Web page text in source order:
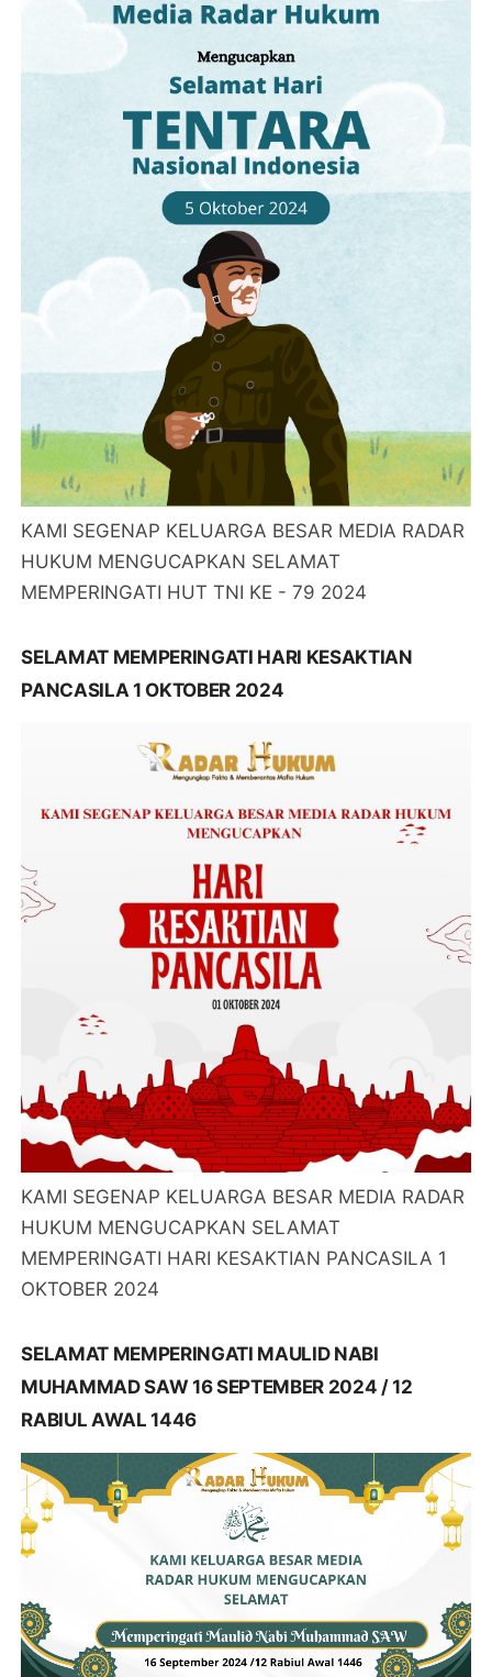
KAMI SEGENAP KELUARGA BESAR MEDIA RADAR
HUKUM MENGUCAPKAN SELAMAT
MEMPERINGATI HUT TNI KE - 79 2024
SELAMAT MEMPERINGATI HARI KESAKTIAN
PANCASILA 1 OKTOBER 2024
KAMI SEGENAP KELUARGA BESAR MEDIA RADAR
HUKUM MENGUCAPKAN SELAMAT
MEMPERINGATI HARI KESAKTIAN PANCASILA 1
OKTOBER 2024
SELAMAT MEMPERINGATI MAULID NABI
MUHAMMAD SAW 16 SEPTEMBER 2024 / 12
RABIUL AWAL 1446